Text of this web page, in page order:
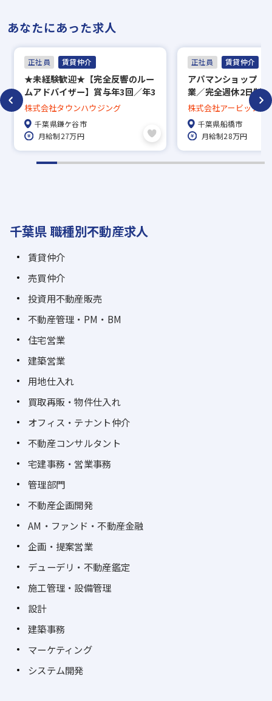
あなたにあった求人
正社員 賃貸仲介
★未経験歓迎★【完全反響のルー
ムアドバイザー】賞与年3回／年3
回長期休暇あり／約5万7000件の
中から好きな物件に住める社宅制
度、家賃補助50％／直営139店舗
で地域密着！
株式会社タウンハウジング
千葉県鎌ケ谷市
月給制27万円
正社員 賃貸仲介
アパマンショップ
業／完全週休2日制
120日 計画年休を
日／固定残業5時間
返還／家賃補助
株式会社アービック
千葉県船橋市
月給制28万円
千葉県 職種別不動産求人
賃貸仲介
売買仲介
投資用不動産販売
不動産管理・PM・BM
住宅営業
建築営業
用地仕入れ
買取再販・物件仕入れ
オフィス・テナント仲介
不動産コンサルタント
宅建事務・営業事務
管理部門
不動産企画開発
AM・ファンド・不動産金融
企画・提案営業
デューデリ・不動産鑑定
施工管理・設備管理
設計
建築事務
マーケティング
システム開発